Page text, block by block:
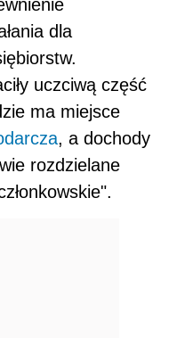
dla
uczciwą część
ma miejsce
, a dochody
rozdzielane